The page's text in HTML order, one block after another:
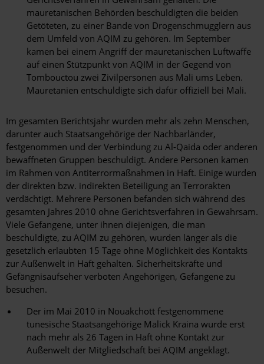
mauretanischen Behörden beschuldigten die beiden
Getöteten, zu einer Bande von Drogenschmugglern aus
dem Umfeld von AQIM zu gehören. Im September
kamen bei einem Angriff der mauretanischen Luftwaffe
auf einen Stützpunkt von AQIM in der Gegend von
Tombouctou zwei Zivilpersonen aus Mali ums Leben.
Mauretanien entschuldigte sich dafür offiziell bei Mali.
Im gesamten Berichtsjahr wurden mehr als zehn Menschen,
darunter auch Staatsangehörige der Nachbarländer,
festgenommen und der Verbindung zu Al-Qaida oder anderen
bewaffneten Gruppen beschuldigt. Andere Personen kamen
im Rahmen von Antiterrormaßnahmen in Haft. Einige wurden
der direkten bzw. indirekten Beteiligung an Terrorakten
verdächtigt. Mehrere Personen befanden sich während des
gesamten Jahres 2010 ohne Gerichtsverfahren in Gewahrsam.
Viele Gefangene, unter ihnen diejenigen, die man
beschuldigte, zu AQIM zu gehören, wurden länger als die
gesetzlich erlaubten 15 Tage ohne Möglichkeit des Kontakts
zur Außenwelt in Haft gehalten. Sicherheitskräfte und
Gefängnisaufseher verboten Angehörigen, Gefangene zu
besuchen.
Der im Mai 2010 in Nouakchott festgenommene
tunesische Staatsangehörige Malick Kraina wurde erst
nach mehr als 26 Tagen in Haft ohne Kontakt zur
Außenwelt der Mitgliedschaft bei AQIM angeklagt.